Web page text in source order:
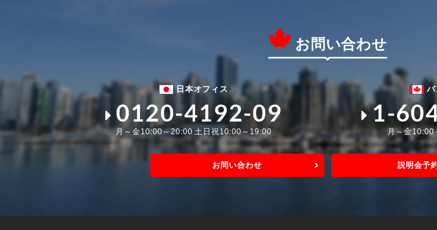
お問い合わせ
日本オフィス
0120-4192-09
月～金10:00～20:00 土日祝10:00～19:00
バ
1-
月～金10:00
お問い合わせ 説明会予